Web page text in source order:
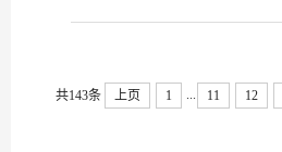
共143条 上页 1 11 12